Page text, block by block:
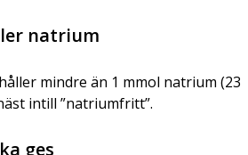
natrium
mindre än 1 mmol natrium (23
intill ”natriumfritt”.
ges